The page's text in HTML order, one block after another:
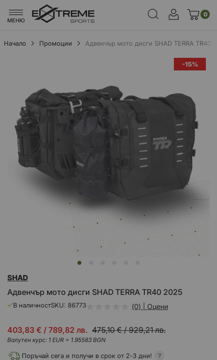
МЕНЮ
0
Начало Промоции Адвенчър мото дисги SHAD TERRA TR40
-15%
галерията
изображенията
към
на
галерия
Адвенчър мото дисги SHAD TERRA TR40 2025
SHAD
В наличностSKU 86773 (0) | Оцени
Промо
цена
403,83 € / 789,82 лв. 475,10 €/929,21 лв.
Валутен курс: 1 EUR = 1.95583 BGN
Поръчай сега и получи в срок от 2-3 дни!